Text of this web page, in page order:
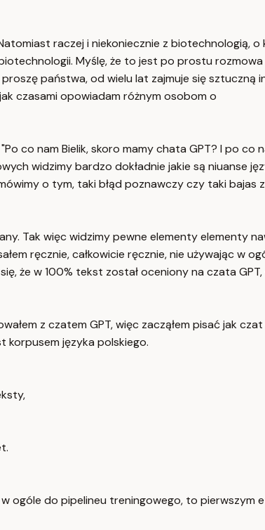
raczej i niekoniecznie z biotechnologią,
Myślę, że to jest po prostu rozmowa
państwa, od wielu lat zajmuje się
czasami opowiadam różnym osobom o
co nam Bielik, skoro mamy chata GPT? I po
widzimy bardzo dokładnie jakie są niuanse
o tym, taki błąd poznawczy czy taki bajas
Tak więc widzimy pewne elementy elementy
ręcznie, całkowicie ręcznie, nie używając w
że w 100% tekst został oceniony na czata
z czatem GPT, więc zacząłem pisać jak
korpusem języka polskiego.
ogóle do pipelineu treningowego, to